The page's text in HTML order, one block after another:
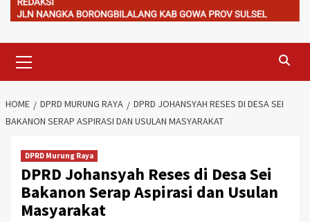
Menu
HOME DPRD MURUNG RAYA
DPRD JOHANSYAH RESES DI DESA SEI
BAKANON SERAP ASPIRASI DAN USULAN MASYARAKAT
DPRD Murung Raya
DPRD Johansyah Reses di Desa Sei
Bakanon Serap Aspirasi dan Usulan
Masyarakat